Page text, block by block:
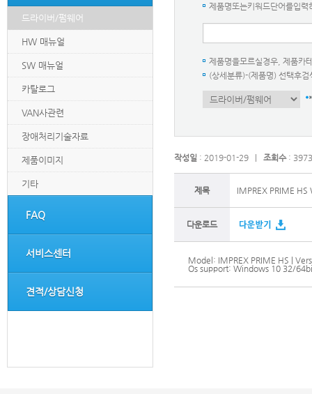
드라이버/펌웨어
HW 매뉴얼
SW 매뉴얼
카탈로그
VAN사관련
장애처리기술자료
제품이미지
기타
FAQ
서비스센터
견적/상담신청
제품명또는키워드단어를입
제품명을모르실경우, 제품카
(상세분류)-(제품명) 선택후
작성일 : 2019-01-29 | 조회수: 3973
제목 IMPREX PRIME
다운로드
Model: IMPREX PRIME HS |
Os support: Windows 10 32/